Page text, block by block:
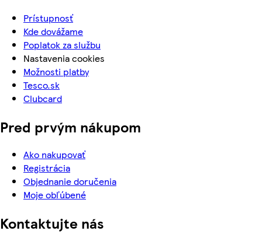
Prístupnosť
Kde dovážame
Poplatok za službu
Nastavenia cookies
Možnosti platby
Tesco.sk
Clubcard
Pred prvým nákupom
Ako nakupovať
Registrácia
Objednanie doručenia
Moje obľúbené
Kontaktujte nás